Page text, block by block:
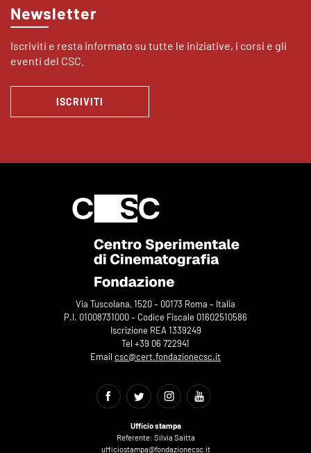
Newsletter
Iscriviti e resta informato su tutte le iniziative, i corsi e gli
eventi del CSC.
ISCRIVITI
Via Tuscolana, 1520 – 00173 Roma – Italia
P.I. 01008731000 – Codice Fiscale 01602510586
Iscrizione REA 1339249
Tel +39 06 722941
Email csc@cert.fondazionecsc.it
Ufficio stampa
Referente: Silvia Saitta
ufficiostampa@fondazionecsc.it